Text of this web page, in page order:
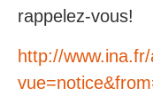
rappelez-vous!
http://